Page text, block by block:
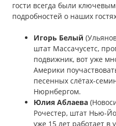
гости всегда были
подробностей о наших
Игорь Белый
штат Массачусетс,
подвижник, вот уже
Америки
песенных слётах-
Нюрнбергом.
Юлия Аблаева
Рочестер, штат Нью-
уже 15 лет работает в